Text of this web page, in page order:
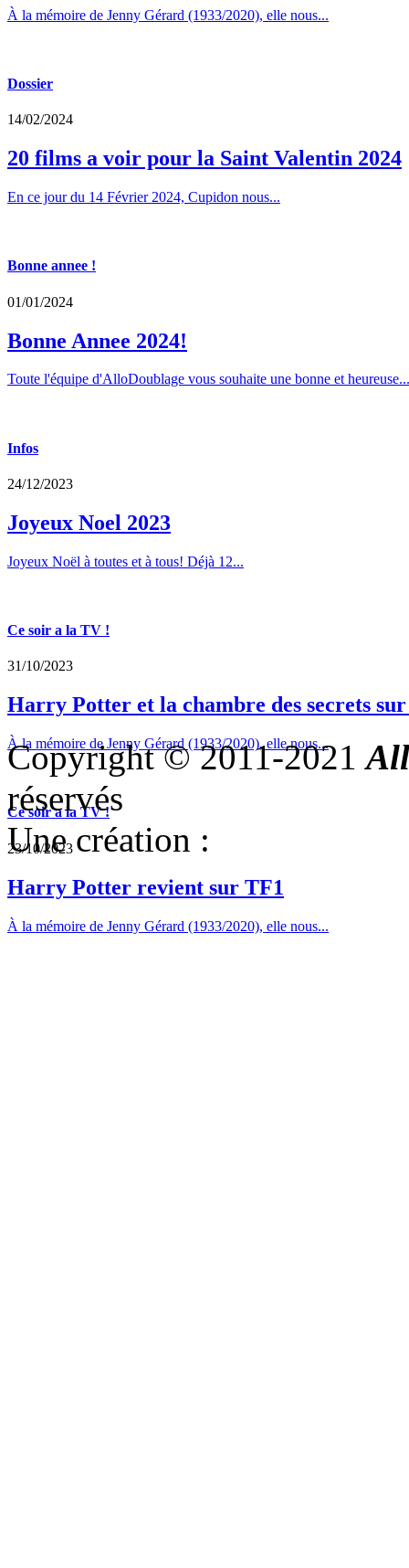
À la mémoire de Jenny Gérard (1933/2020), elle nous...
Dossier
14/02/2024
20 films a voir pour la Saint Valentin 2024
En ce jour du 14 Février 2024, Cupidon nous...
Bonne annee !
01/01/2024
Bonne Annee 2024!
Toute l'équipe d'AlloDoublage vous souhaite une bonne et heureuse...
Infos
24/12/2023
Joyeux Noel 2023
Joyeux Noël à toutes et à tous! Déjà 12...
Ce soir a la TV !
31/10/2023
Harry Potter et la chambre des secrets
À la mémoire de Jenny Gérard (1933/2020), elle nous...
Ce soir a la TV !
23/10/2023
Harry Potter revient sur TF1
À la mémoire de Jenny Gérard (1933/2020), elle nous...
Copyright © 2011-2021
réservés
Une création :